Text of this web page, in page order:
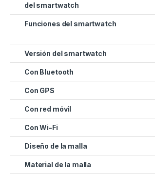
del smartwatch
Funciones del smartwatch
Versión del smartwatch
Con Bluetooth
Con GPS
Con red móvil
Con Wi-Fi
Diseño de la malla
Material de la malla